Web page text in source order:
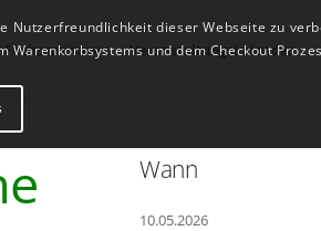
Fachseminare Veranstaltungskalender
Wann
10.05.2026
dieser Webseite zu
und dem Checkout